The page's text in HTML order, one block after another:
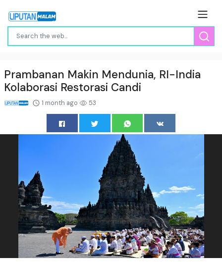
Prambanan Makin Mendunia, RI-India
Kolaborasi Restorasi Candi
1 month ago 53